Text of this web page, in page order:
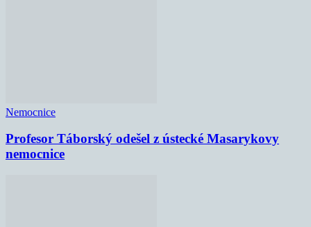
Nemocnice
Profesor Táborský odešel z ústecké Masarykovy
nemocnice